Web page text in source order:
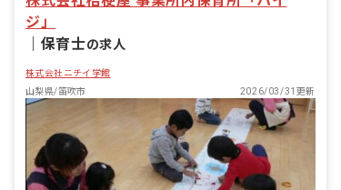
ジ」
保育士の求人
株式会社ニチイ学館
山梨県/笛吹市
2026/03/31更新